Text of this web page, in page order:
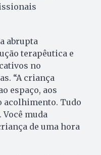
abrupta
terapêutica e
no
“A criança
espaço, aos
acolhimento. Tudo
muda
de uma hora